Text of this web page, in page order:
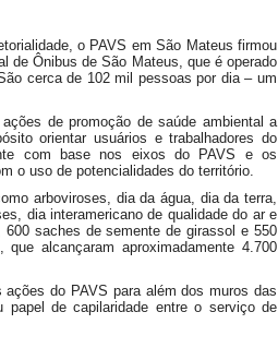
o PAVS em São Mateus firmou
de Ônibus de São Mateus, que é operado
cerca de 102 mil pessoas por dia – um
de promoção de saúde ambiental a
orientar usuários e trabalhadores do
com base nos eixos do PAVS e os
o uso de potencialidades do território.
arboviroses, dia da água, dia da terra,
dia interamericano de qualidade do ar e
saches de semente de girassol e 550
alcançaram aproximadamente 4.700
do PAVS para além dos muros das
papel de capilaridade entre o serviço de